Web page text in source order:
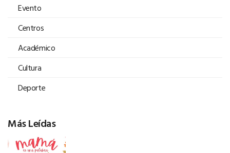
Evento
Centros
Académico
Cultura
Deporte
Más Leídas